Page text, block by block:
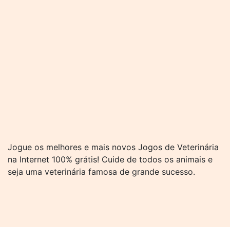
Jogue os melhores e mais novos Jogos de Veterinária
na Internet 100% grátis! Cuide de todos os animais e
seja uma veterinária famosa de grande sucesso.